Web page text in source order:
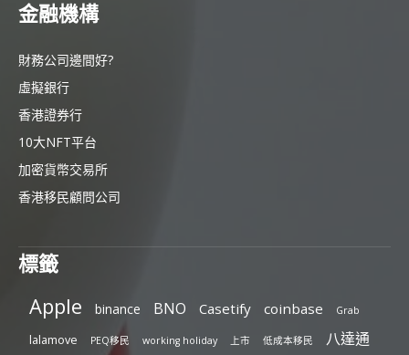
金融機構
財務公司邊間好?
虛擬銀行
香港證券行
10大NFT平台
加密貨幣交易所
香港移民顧問公司
標籤
Apple binance BNO Casetify coinbase Grab
lalamove PEQ移民 working holiday 上市 低成本移民 八達通